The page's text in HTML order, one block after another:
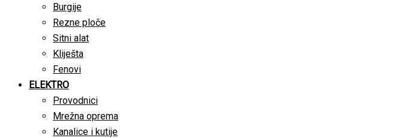
Burgije
Rezne ploče
Sitni alat
Kliješta
Fenovi
ELEKTRO
Provodnici
Mrežna oprema
Kanalice i kutije